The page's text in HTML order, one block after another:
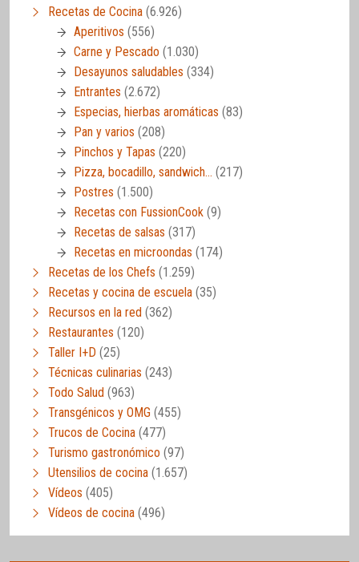
Recetas de Cocina (6.926)
Aperitivos (556)
Carne y Pescado (1.030)
Desayunos saludables (334)
Entrantes (2.672)
Especias, hierbas aromáticas (83)
Pan y varios (208)
Pinchos y Tapas (220)
Pizza, bocadillo, sandwich… (217)
Postres (1.500)
Recetas con FussionCook (9)
Recetas de salsas (317)
Recetas en microondas (174)
Recetas de los Chefs (1.259)
Recetas y cocina de escuela (35)
Recursos en la red (362)
Restaurantes (120)
Taller I+D (25)
Técnicas culinarias (243)
Todo Salud (963)
Transgénicos y OMG (455)
Trucos de Cocina (477)
Turismo gastronómico (97)
Utensilios de cocina (1.657)
Vídeos (405)
Vídeos de cocina (496)